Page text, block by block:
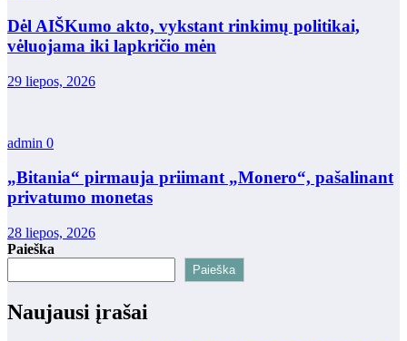
Dėl AIŠKumo akto, vykstant rinkimų politikai,
vėluojama iki lapkričio mėn
29 liepos, 2026
admin 0
„Bitania“ pirmauja priimant „Monero“, pašalinant
privatumo monetas
28 liepos, 2026
Paieška
Paieška
Naujausi įrašai